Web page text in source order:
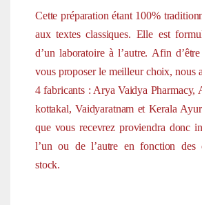
Cette préparation étant 100%
aux textes classiques. Elle est
d’un laboratoire à l’autre. Afin
vous proposer le meilleur choix, nous
4 fabricants : Arya Vaidya Pharmacy,
kottakal, Vaidyaratnam et Kerala
que vous recevrez proviendra donc
l’un ou de l’autre en fonction des
stock.